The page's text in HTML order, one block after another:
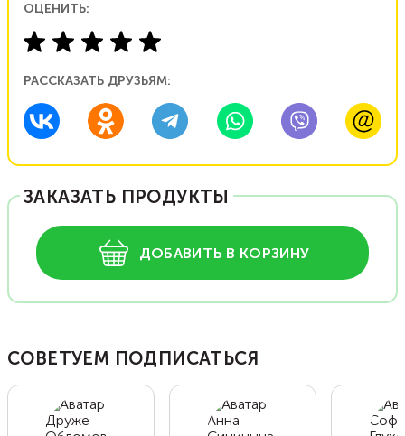
ОЦЕНИТЬ:
РАССКАЗАТЬ ДРУЗЬЯМ:
ЗАКАЗАТЬ ПРОДУКТЫ
ДОБАВИТЬ В КОРЗИНУ
СОВЕТУЕМ ПОДПИСАТЬСЯ